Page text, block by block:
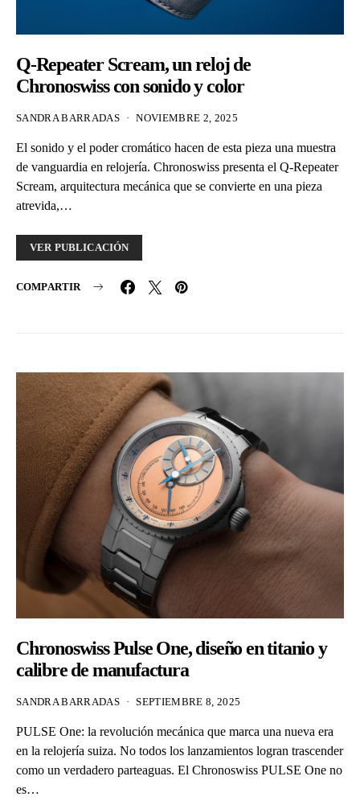
Q-Repeater Scream, un reloj de
Chronoswiss con sonido y color
SANDRA BARRADAS NOVIEMBRE 2, 2025
El sonido y el poder cromático hacen de esta pieza una muestra
de vanguardia en relojería. Chronoswiss presenta el Q-Repeater
Scream, arquitectura mecánica que se convierte en una pieza
atrevida,…
VER PUBLICACIÓN
COMPARTIR
Chronoswiss Pulse One, diseño en titanio y
calibre de manufactura
SANDRA BARRADAS SEPTIEMBRE 8, 2025
PULSE One: la revolución mecánica que marca una nueva era
en la relojería suiza. No todos los lanzamientos logran trascender
como un verdadero parteaguas. El Chronoswiss PULSE One no
es…